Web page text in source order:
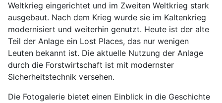
Weltkrieg eingerichtet und im Zweiten Weltkrieg stark
ausgebaut. Nach dem Krieg wurde sie im Kaltenkrieg
modernisiert und weiterhin genutzt. Heute ist der alte
Teil der Anlage ein Lost Places, das nur wenigen
Leuten bekannt ist. Die aktuelle Nutzung der Anlage
durch die Forstwirtschaft ist mit modernster
Sicherheitstechnik versehen.
Die Fotogalerie bietet einen Einblick in die Geschichte